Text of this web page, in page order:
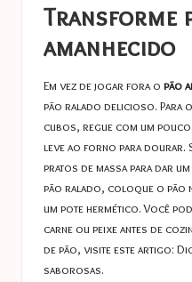
Transforme
amanhecido
Em vez de jogar fora o pão
pão ralado delicioso. Para
cubos, regue com um
leve ao forno para dourar.
pratos de massa para dar
pão ralado, coloque o pão
um pote hermético. Você
carne ou peixe antes de
de pão, visite este artigo:
saborosas.